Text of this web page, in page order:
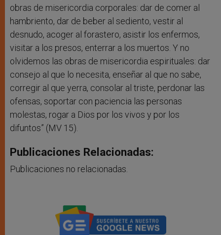
obras de misericordia corporales: dar de comer al
hambriento, dar de beber al sediento, vestir al
desnudo, acoger al forastero, asistir los enfermos,
visitar a los presos, enterrar a los muertos. Y no
olvidemos las obras de misericordia espirituales: dar
consejo al que lo necesita, enseñar al que no sabe,
corregir al que yerra, consolar al triste, perdonar las
ofensas, soportar con paciencia las personas
molestas, rogar a Dios por los vivos y por los
difuntos” (MV 15).
Publicaciones Relacionadas:
Publicaciones no relacionadas.